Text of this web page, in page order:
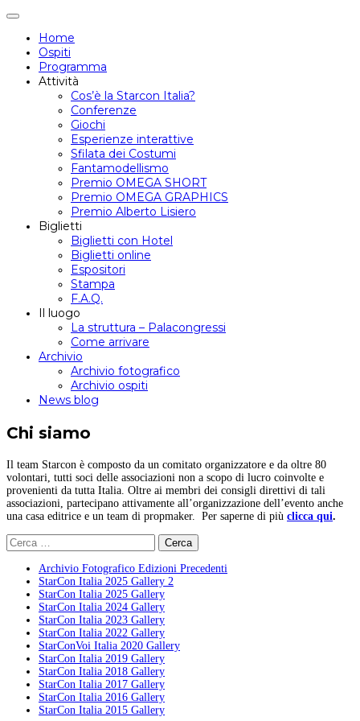
Attiva/disattiva
navigazione
Home
Ospiti
Programma
Attività
Cos’è la Starcon Italia?
Conferenze
Giochi
Esperienze interattive
Sfilata dei Costumi
Fantamodellismo
Premio OMEGA SHORT
Premio OMEGA GRAPHICS
Premio Alberto Lisiero
Biglietti
Biglietti con Hotel
Biglietti online
Espositori
Stampa
F.A.Q.
Il luogo
La struttura – Palacongressi
Come arrivare
Archivio
Archivio fotografico
Archivio ospiti
News blog
Chi siamo
Il team Starcon è composto da un comitato organizzatore e da oltre 80
volontari, tutti soci delle associazioni non a scopo di lucro coinvolte e
provenienti da tutta Italia. Oltre ai membri dei consigli direttivi di tali
associazioni, partecipano attivamente all’organizzazione dell’evento anche
una casa editrice e un team di propmaker. Per saperne di più clicca qui.
Ricerca
per:
Archivio Fotografico Edizioni Precedenti
StarCon Italia 2025 Gallery 2
StarCon Italia 2025 Gallery
StarCon Italia 2024 Gallery
StarCon Italia 2023 Gallery
StarCon Italia 2022 Gallery
StarConVoi Italia 2020 Gallery
StarCon Italia 2019 Gallery
StarCon Italia 2018 Gallery
StarCon Italia 2017 Gallery
StarCon Italia 2016 Gallery
StarCon Italia 2015 Gallery